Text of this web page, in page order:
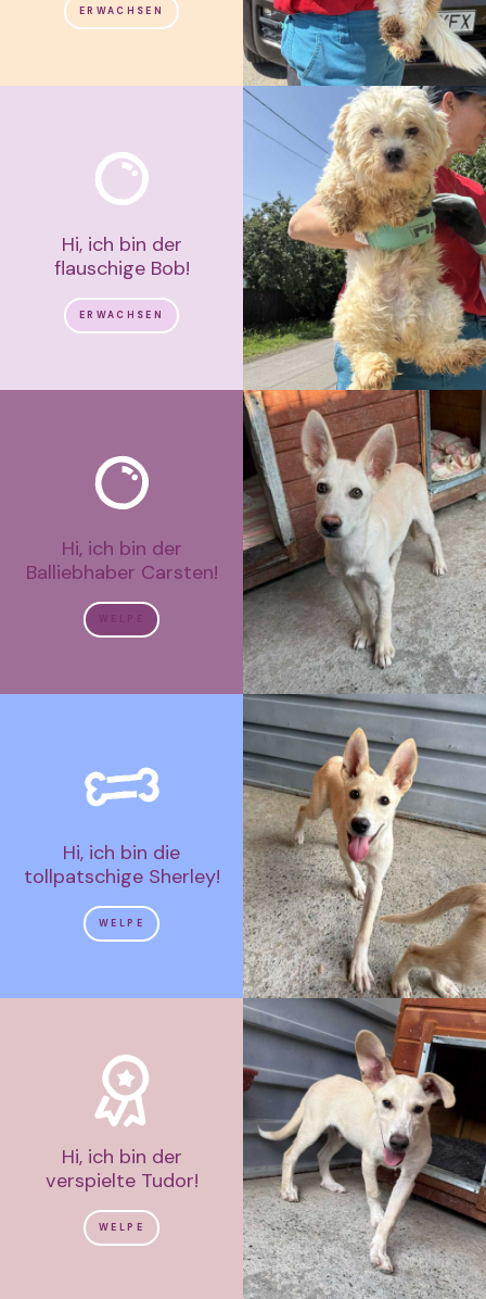
ERWACHSEN
Hi, ich bin der
flauschige Bob!
ERWACHSEN
Hi, ich bin der
Balliebhaber Carsten!
Hi, ich bin die
tollpatschige Sherley!
WELPE
Hi, ich bin der
verspielte Tudor!
WELPE